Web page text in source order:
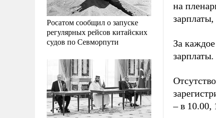
Росатом сообщил о запуске
регулярных рейсов китайских
судов по Севморпути
на
зарплаты,
За
– в 10.00,